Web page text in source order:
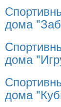
дома
дома
дома